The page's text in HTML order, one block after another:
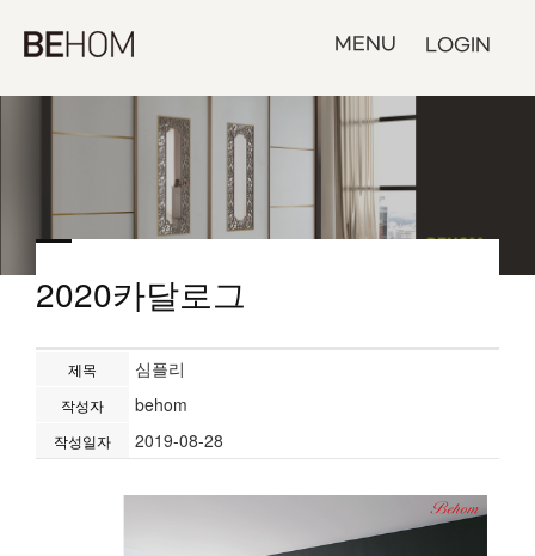
MENU LOGIN
2020카달로그
제목 심플리
작성자 behom
작성일자 2019-08-28